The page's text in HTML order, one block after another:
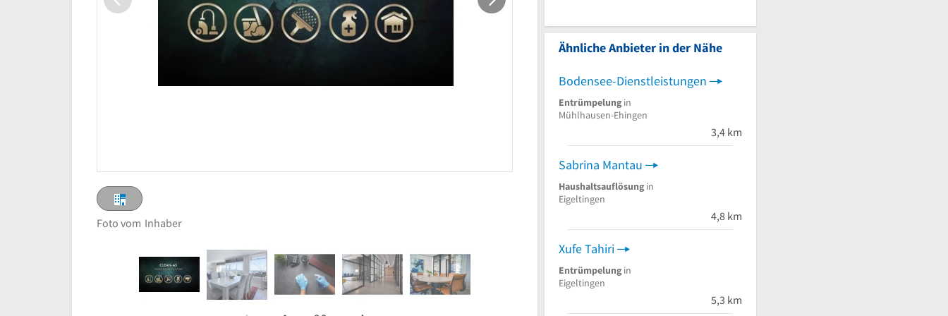
Foto vom Inhaber
Ähnliche Anbieter in der Nähe
Bodensee-Dienstleistungen
Entrümpelung in
Mühlhausen-Ehingen
3,4 km
Sabrina Mantau
Haushaltsauflösung in
Eigeltingen
4,8 km
Xufe Tahiri
Entrümpelung in
Eigeltingen
5,3 km